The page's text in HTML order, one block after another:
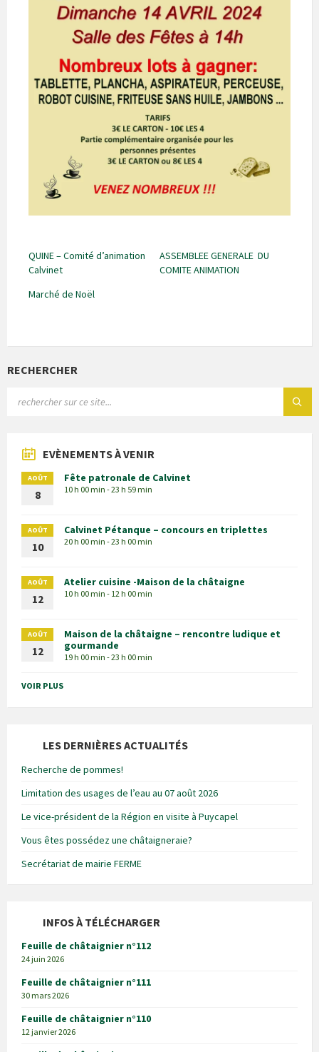
QUINE – Comité d’animation
Calvinet
ASSEMBLEE GENERALE DU
COMITE ANIMATION
Marché de Noël
RECHERCHER
EVÈNEMENTS À VENIR
AOÛT
8
Fête patronale de Calvinet
10 h 00 min - 23 h 59 min
AOÛT
10
Calvinet Pétanque – concours en triplettes
20 h 00 min - 23 h 00 min
AOÛT
12
Atelier cuisine -Maison de la châtaigne
10 h 00 min - 12 h 00 min
AOÛT
12
Maison de la châtaigne – rencontre ludique et
gourmande
19 h 00 min - 23 h 00 min
VOIR PLUS
LES DERNIÈRES ACTUALITÉS
Recherche de pommes!
Limitation des usages de l’eau au 07 août 2026
Le vice-président de la Région en visite à Puycapel
Vous êtes possédez une châtaigneraie?
Secrétariat de mairie FERME
INFOS À TÉLÉCHARGER
Feuille de châtaignier n°112
24 juin 2026
Feuille de châtaignier n°111
30 mars 2026
Feuille de châtaignier n°110
12 janvier 2026